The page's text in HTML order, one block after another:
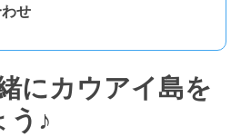
せ
にカウアイ島を
う♪